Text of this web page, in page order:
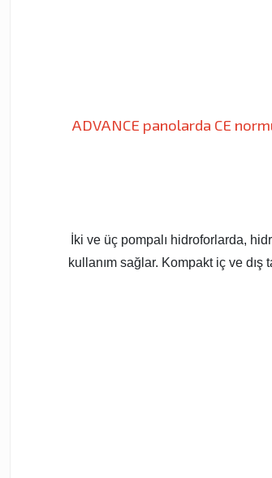
ADVANCE panolarda CE
İki ve üç pompalı hidroforlarda,
kullanım sağlar. Kompakt iç ve